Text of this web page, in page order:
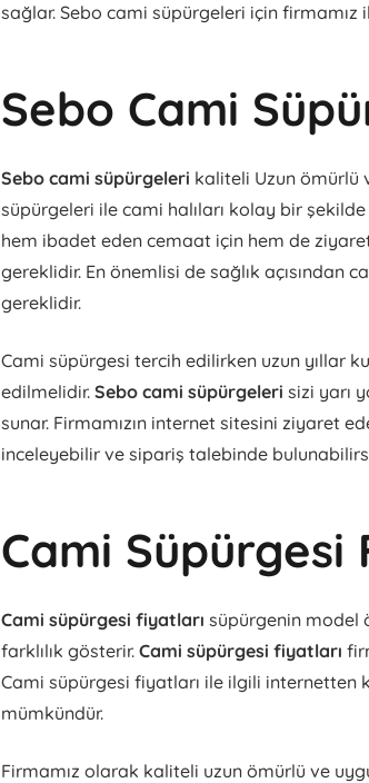
sağlar. Sebo cami süpürgeleri için firmamız
Sebo Cami
Sebo cami süpürgeleri kaliteli Uzun ömürlü
süpürgeleri ile cami halıları kolay bir
hem ibadet eden cemaat için hem de
gereklidir. En önemlisi de sağlık açısından
gereklidir.
Cami süpürgesi tercih edilirken uzun yıllar
edilmelidir.Sebo cami süpürgelerisizi yarı
sunar. Firmamızın internet sitesini ziyaret
inceleyebilir ve sipariş talebinde
Cami Süpürgesi
Cami süpürgesi fiyatlarısüpürgenin model
farklılık gösterir.Cami süpürgesi fiyatları
Cami süpürgesi fiyatları ile ilgili internetten
mümkündür.
Firmamız olarak kaliteli uzun ömürlü ve